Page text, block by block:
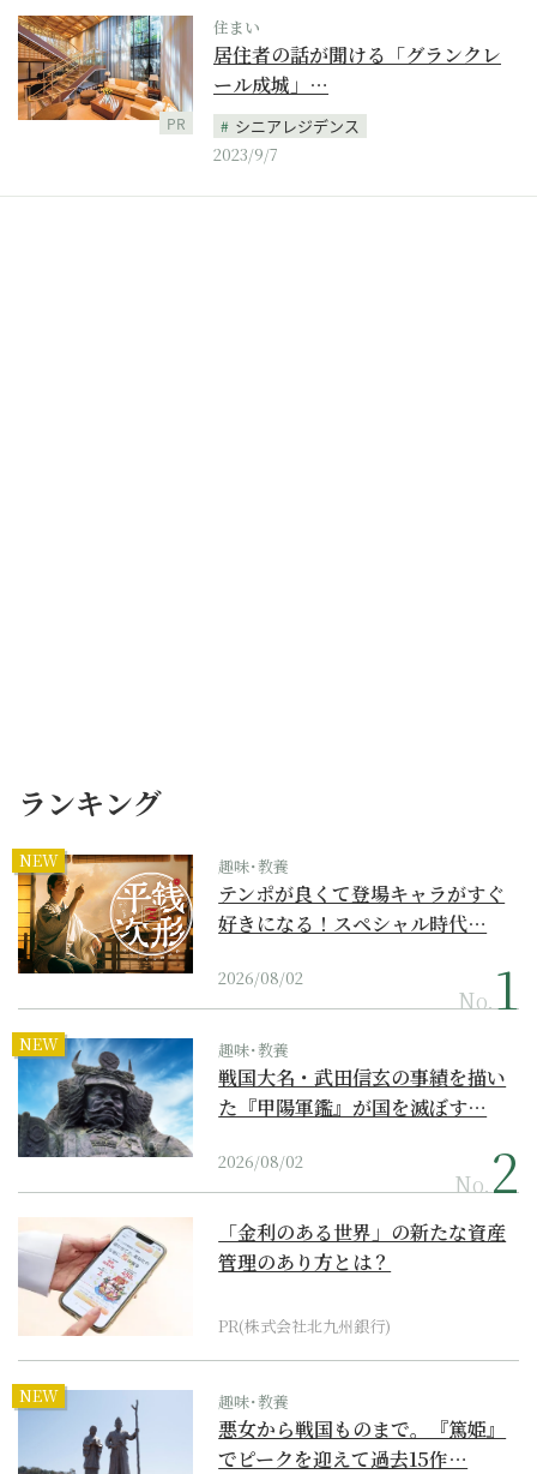
PR
住まい
居住者の話が聞ける「グランクレ
ール成城」…
シニアレジデンス
2023/9/7
ランキング
NEW 趣味･教養
テンポが良くて登場キャラがすぐ
好きになる！スペシャル時代…
2026/08/02
No.
NEW 趣味･教養
戦国大名・武田信玄の事績を描い
た『甲陽軍鑑』が国を滅ぼす…
2026/08/02
No.
「金利のある世界」の新たな資産
管理のあり方とは？
PR(株式会社北九州銀行)
NEW 趣味･教養
悪女から戦国ものまで。『篤姫』
でピークを迎えて過去15作…